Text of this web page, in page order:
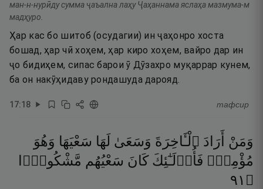
ман-н-нурӣду сумма ҷаъална лаҳу Ҷаҳаннама яслаҳа мазмума-м
мадҳуро.
Ҳар кас бо шитоб (осудагии) ин ҷаҳонро хоста
бошад, ҳар чӣ хоҳем, ҳар киро хоҳем, вайро дар ин
ҷо бидиҳем, сипас барои ӯ Дӯзахро муқаррар кунем,
ба он накӯҳидаву рондашуда дарояд.
17:18 тафсир
وَمَنْ أَرَادَ ٱلْـَٔاخِرَةَ وَسَعَىٰ لَهَا سَعْيَهَا وَهُوَ
مُؤْمِنٌۭ فَأُو۟لَـٰٓئِكَ كَانَ سَعْيُهُم مَّشْكُورًۭا
۝ ١٩